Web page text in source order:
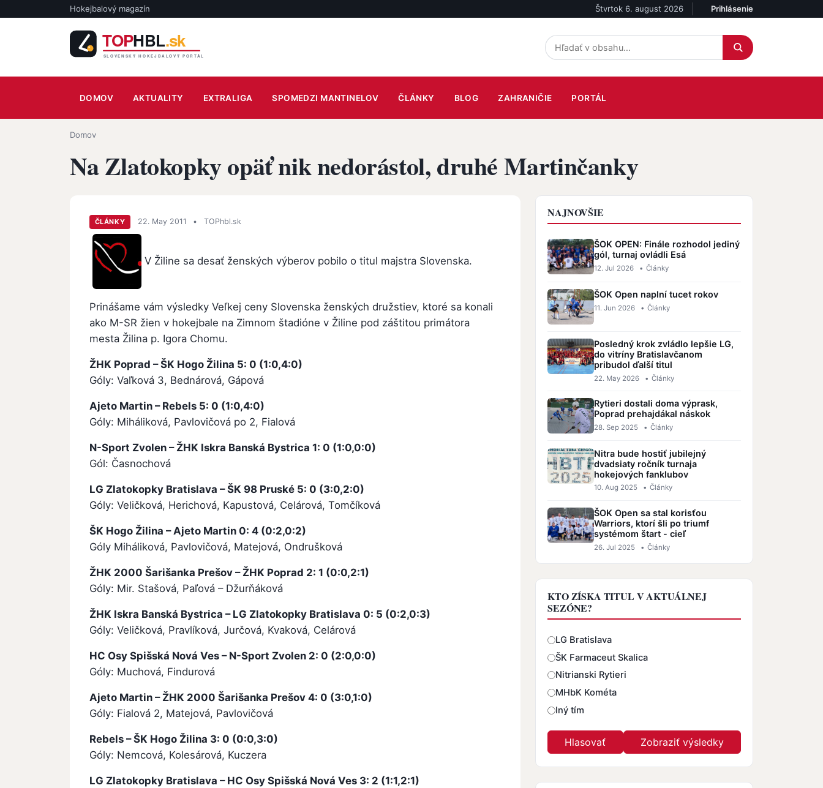
Skočiť na hlavný obsahHokejbalový magazín Štvrtok 6. august 2026 Účet
Prihlásenie
Main navigation
DOMOV AKTUALITY EXTRALIGA SPOMEDZI MANTINELOV ČLÁNKY BLOG ZAHRANIČIE PORTÁL
Omrvinka
Domov
Na Zlatokopky opäť nik nedorástol, druhé Martinčanky
ČLÁNKY 22. May 2011 • TOPhbl.sk
V Žiline sa desať ženských výberov pobilo o titul majstra Slovenska.
Prinášame vám výsledky Veľkej ceny Slovenska ženských družstiev, ktoré sa konali
ako M-SR žien v hokejbale na Zimnom štadióne v Žiline pod záštitou primátora
mesta Žilina p. Igora Chomu.
ŽHK Poprad – ŠK Hogo Žilina 5: 0 (1:0,4:0)
Góly: Vaľková 3, Bednárová, Gápová
Ajeto Martin – Rebels 5: 0 (1:0,4:0)
Góly: Miháliková, Pavlovičová po 2, Fialová
N-Sport Zvolen – ŽHK Iskra Banská Bystrica 1: 0 (1:0,0:0)
Gól: Časnochová
LG Zlatokopky Bratislava – ŠK 98 Pruské 5: 0 (3:0,2:0)
Góly: Veličková, Herichová, Kapustová, Celárová, Tomčíková
ŠK Hogo Žilina – Ajeto Martin 0: 4 (0:2,0:2)
Góly Miháliková, Pavlovičová, Matejová, Ondrušková
ŽHK 2000 Šarišanka Prešov – ŽHK Poprad 2: 1 (0:0,2:1)
Góly: Mir. Stašová, Paľová – Džurňáková
ŽHK Iskra Banská Bystrica – LG Zlatokopky Bratislava 0: 5 (0:2,0:3)
Góly: Veličková, Pravlíková, Jurčová, Kvaková, Celárová
HC Osy Spišská Nová Ves – N-Sport Zvolen 2: 0 (2:0,0:0)
Góly: Muchová, Findurová
Ajeto Martin – ŽHK 2000 Šarišanka Prešov 4: 0 (3:0,1:0)
Góly: Fialová 2, Matejová, Pavlovičová
Rebels – ŠK Hogo Žilina 3: 0 (0:0,3:0)
Góly: Nemcová, Kolesárová, Kuczera
LG Zlatokopky Bratislava – HC Osy Spišská Nová Ves 3: 2 (1:1,2:1)
NAJNOVŠIE
ŠOK OPEN: Finále rozhodol jediný
gól, turnaj ovládli Esá
12. Jul 2026 • Články
ŠOK Open naplní tucet rokov
11. Jun 2026 • Články
Posledný krok zvládlo lepšie LG,
do vitríny Bratislavčanom
pribudol ďalší titul
22. May 2026 • Články
Rytieri dostali doma výprask,
Poprad prehajdákal náskok
28. Sep 2025 • Články
Nitra bude hostiť jubilejný
dvadsiaty ročník turnaja
hokejových fanklubov
10. Aug 2025 • Články
ŠOK Open sa stal korisťou
Warriors, ktorí šli po triumf
systémom štart - cieľ
26. Jul 2025 • Články
KTO ZÍSKA TITUL V AKTUÁLNEJ
SEZÓNE?
Odpovede
LG Bratislava
ŠK Farmaceut Skalica
Nitrianski Rytieri
MHbK Kométa
Iný tím